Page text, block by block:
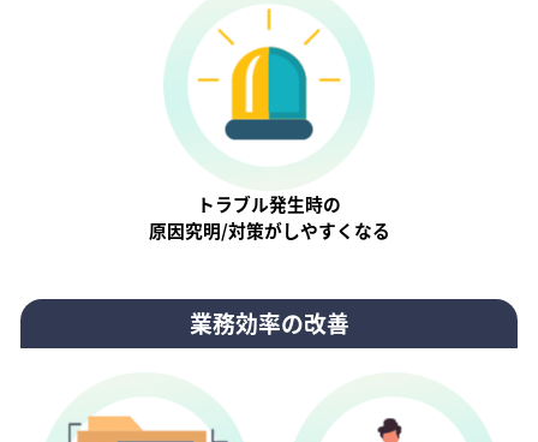
トラブル発生時の
原因究明/対策がしやすくなる
業務効率の改善